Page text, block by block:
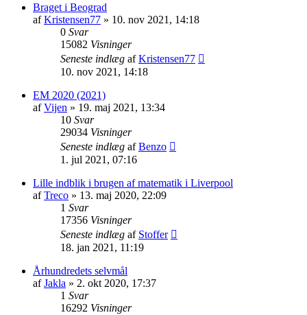
Braget i Beograd
afKristensen77 » 10. nov 2021, 14:18
0 Svar
15082 Visninger
Seneste indlæg afKristensen77
10. nov 2021, 14:18
EM 2020 (2021)
afVijen » 19. maj 2021, 13:34
10 Svar
29034 Visninger
Seneste indlæg afBenzo
1. jul 2021, 07:16
Lille indblik i brugen af matematik i Liverpool
afTreco » 13. maj 2020, 22:09
1 Svar
17356 Visninger
Seneste indlæg af Stoffer
18. jan 2021, 11:19
Århundredets selvmål
afJakla » 2. okt 2020, 17:37
1 Svar
16292 Visninger